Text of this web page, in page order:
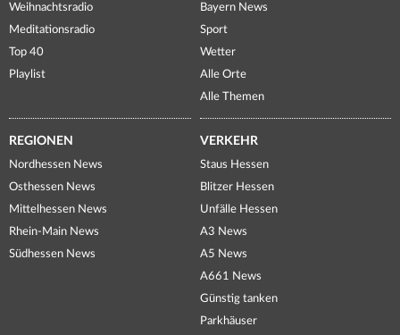
Weihnachtsradio
Meditationsradio
Top 40
Playlist
Bayern News
Sport
Wetter
Alle Orte
Alle Themen
REGIONEN
Nordhessen News
Osthessen News
Mittelhessen News
Rhein-Main News
Südhessen News
VERKEHR
Staus Hessen
Blitzer Hessen
Unfälle Hessen
A3 News
A5 News
A661 News
Günstig tanken
Parkhäuser